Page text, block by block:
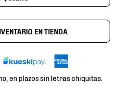
EN TIENDA